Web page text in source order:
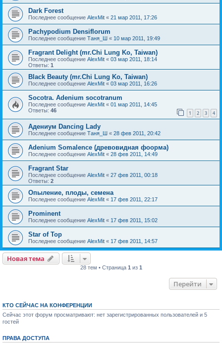
Dark Forest
Последнее сообщение AlexMit « 21 мар 2011, 17:26
Pachypodium Densiflorum
Последнее сообщение Таня_Ш « 10 мар 2011, 19:49
Fragrant Delight (mr.Chi Lung Ko, Taiwan)
Последнее сообщение AlexMit « 03 мар 2011, 18:14
Ответы: 1
Black Beauty (mr.Chi Lung Ko, Taiwan)
Последнее сообщение AlexMit « 03 мар 2011, 16:26
Socotra. Adenium socotranum
Последнее сообщение AlexMit « 01 мар 2011, 14:45
Ответы: 46 1 2 3 4
Адениум Dancing Lady
Последнее сообщение Таня_Ш « 28 фев 2011, 20:42
Adenium Somalence (древовидная фоорма)
Последнее сообщение AlexMit « 28 фев 2011, 14:49
Fragrant Star
Последнее сообщение AlexMit « 27 фев 2011, 00:18
Ответы: 2
Опыление, плоды, семена
Последнее сообщение AlexMit « 17 фев 2011, 22:17
Prominent
Последнее сообщение AlexMit « 17 фев 2011, 15:02
Star of Top
Последнее сообщение AlexMit « 17 фев 2011, 14:57
Новая тема
28 тем • Страница 1 из 1
Перейти
КТО СЕЙЧАС НА КОНФЕРЕНЦИИ
Сейчас этот форум просматривают: нет зарегистрированных пользователей и 5
гостей
ПРАВА ДОСТУПА